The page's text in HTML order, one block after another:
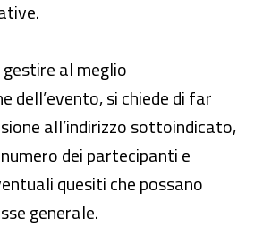
al meglio
dell’evento, si chiede di far
all’indirizzo sottoindicato,
dei partecipanti e
quesiti che possano
generale.